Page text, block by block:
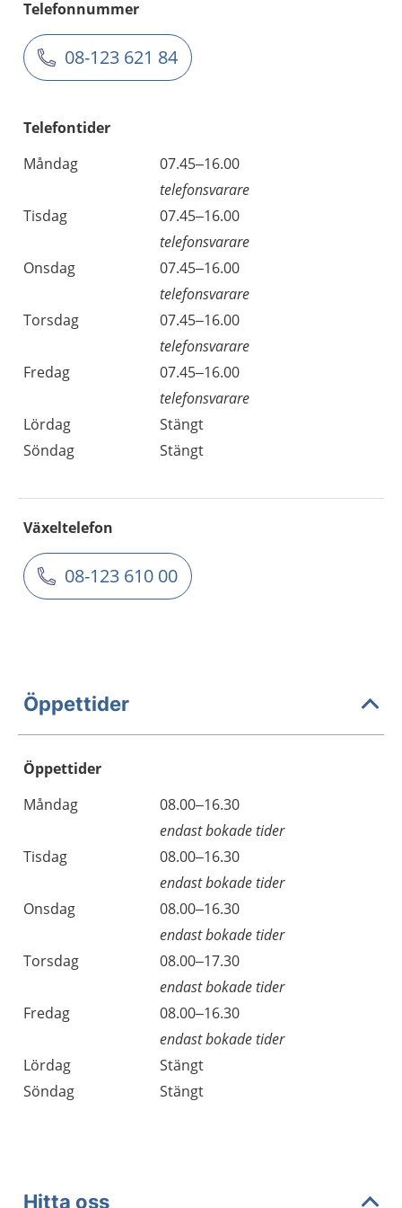
Telefonnummer
08-123 621 84
Telefontider
Måndag
07.45–16.00
telefonsvarare
Tisdag
07.45–16.00
telefonsvarare
Onsdag
07.45–16.00
telefonsvarare
Torsdag
07.45–16.00
telefonsvarare
Fredag
07.45–16.00
telefonsvarare
Lördag
Stängt
Söndag
Stängt
Växeltelefon
08-123 610 00
Öppettider
Öppettider
Dag
Öppettider
Kommentarer
Måndag
08.00–16.30
endast bokade tider
Tisdag
08.00–16.30
endast bokade tider
Onsdag
08.00–16.30
endast bokade tider
Torsdag
08.00–17.30
endast bokade tider
Fredag
08.00–16.30
endast bokade tider
Lördag
Stängt
Söndag
Stängt
Hitta oss